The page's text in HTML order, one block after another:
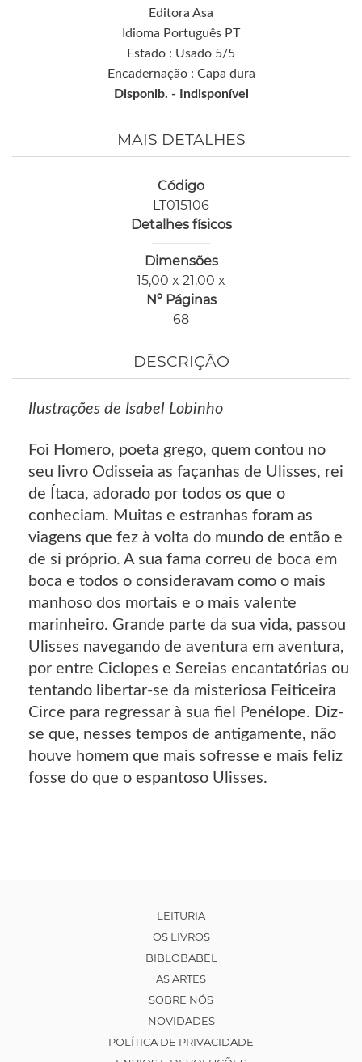
Editora Asa
Idioma Português PT
Estado : Usado 5/5
Encadernação : Capa dura
Disponib. -
Indisponível
MAIS DETALHES
Código
LT015106
Detalhes físicos
Dimensões
15,00 x 21,00 x
Nº Páginas
68
DESCRIÇÃO
Ilustrações de Isabel Lobinho
Foi Homero, poeta grego, quem contou no
seu livro Odisseia as façanhas de Ulisses, rei
de Ítaca, adorado por todos os que o
conheciam. Muitas e estranhas foram as
viagens que fez à volta do mundo de então e
de si próprio. A sua fama correu de boca em
boca e todos o consideravam como o mais
manhoso dos mortais e o mais valente
marinheiro. Grande parte da sua vida, passou
Ulisses navegando de aventura em aventura,
por entre Ciclopes e Sereias encantatórias ou
tentando libertar-se da misteriosa Feiticeira
Circe para regressar à sua fiel Penélope. Diz-
se que, nesses tempos de antigamente, não
houve homem que mais sofresse e mais feliz
fosse do que o espantoso Ulisses.
LEITURIA
OS LIVROS
BIBLOBABEL
AS ARTES
SOBRE NÓS
NOVIDADES
POLÍTICA DE PRIVACIDADE